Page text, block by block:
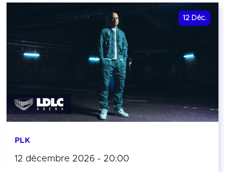
12 Déc.
PLK
12 décembre 2026 - 20:00